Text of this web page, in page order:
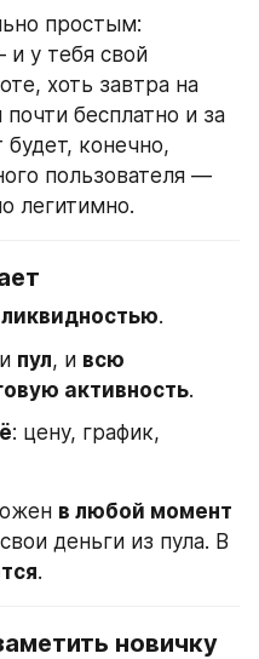
простым:
у тебя свой
хоть завтра на
почти бесплатно и за
конечно,
пользователя —
легитимно.
.
пул, и всю
активность.
: цену, график,
в любой момент
деньги из пула. В
.
новичку